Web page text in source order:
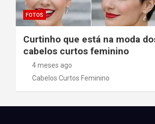
ã
o
d
FOTOS
Curtinho que está na moda
cabelos curtos feminino
4 meses ago
Cabelos Curtos Feminino